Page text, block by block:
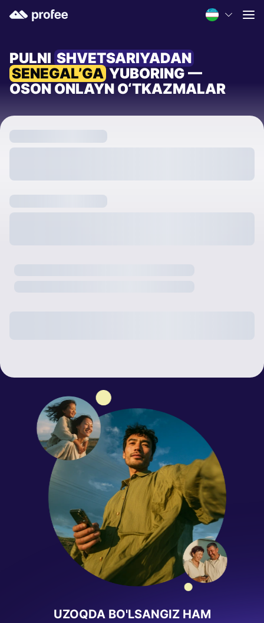
PULNI SHVETSARIYADAN
SENEGAL’GA YUBORING —
OSON ONLAYN O‘TKAZMALAR
UZOQDA BO'LSANGIZ HAM